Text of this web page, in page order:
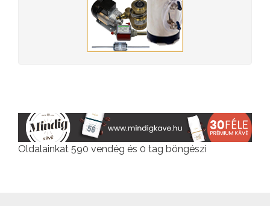
Oldalainkat 590 vendég és 0 tag böngészi